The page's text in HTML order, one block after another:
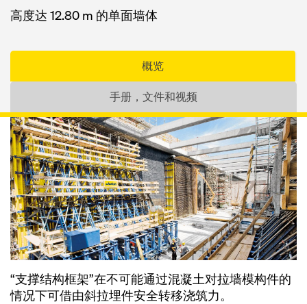
高度达 12.80 m 的单面墙体
概览
手册，文件和视频
“支撑结构框架”在不可能通过混凝土对拉墙模构件的
情况下可借由斜拉埋件安全转移浇筑力。